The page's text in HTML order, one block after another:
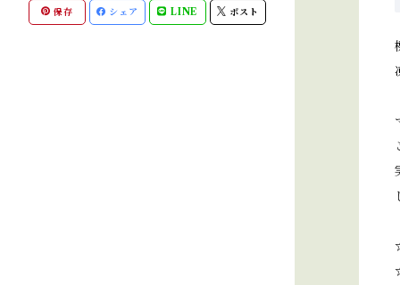
保存 シェア LINE ポスト